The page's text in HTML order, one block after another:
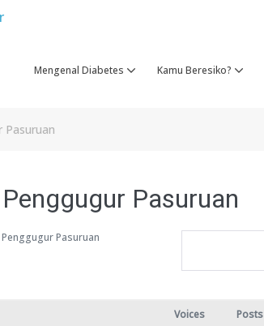
Mengenal Diabetes Kamu Beresiko?
Pasuruan
Pasuruan
Pasuruan
Voices Posts